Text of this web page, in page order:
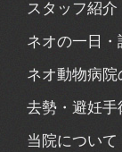
スタッフ紹介
ネオの一日
ネオ動物病
去勢・避妊手
当院について